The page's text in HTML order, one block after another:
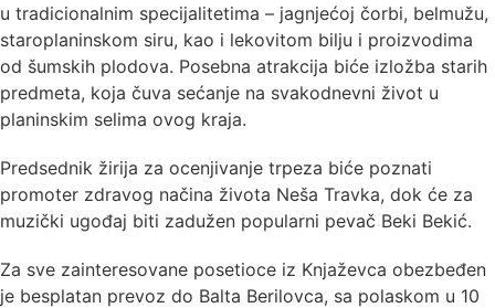
u tradicionalnim specijalitetima – jagnjećoj čorbi, belmužu,
staroplaninskom siru, kao i lekovitom bilju i proizvodima
od šumskih plodova. Posebna atrakcija biće izložba starih
predmeta, koja čuva sećanje na svakodnevni život u
planinskim selima ovog kraja.
Predsednik žirija za ocenjivanje trpeza biće poznati
promoter zdravog načina života Neša Travka, dok će za
muzički ugođaj biti zadužen popularni pevač Beki Bekić.
Za sve zainteresovane posetioce iz Knjaževca obezbeđen
je besplatan prevoz do Balta Berilovca, sa polaskom u 10